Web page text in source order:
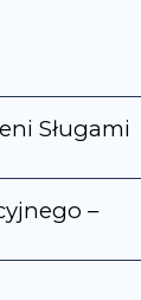
Sługami
–